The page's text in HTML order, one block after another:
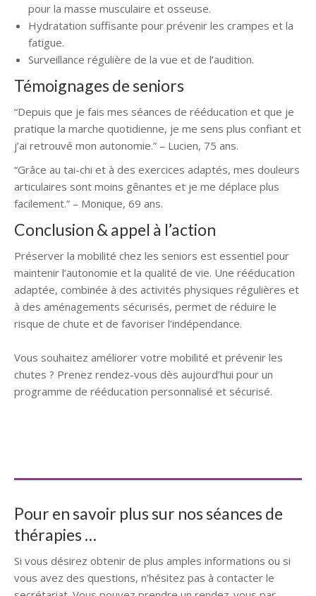
pour la masse musculaire et osseuse.
Hydratation suffisante pour prévenir les crampes et la
fatigue.
Surveillance régulière de la vue et de l’audition.
Témoignages de seniors
“Depuis que je fais mes séances de rééducation et que je
pratique la marche quotidienne, je me sens plus confiant et
j’ai retrouvé mon autonomie.” – Lucien, 75 ans.
“Grâce au tai-chi et à des exercices adaptés, mes douleurs
articulaires sont moins gênantes et je me déplace plus
facilement.” – Monique, 69 ans.
Conclusion & appel à l’action
Préserver la mobilité chez les seniors est essentiel pour
maintenir l’autonomie et la qualité de vie. Une rééducation
adaptée, combinée à des activités physiques régulières et
à des aménagements sécurisés, permet de réduire le
risque de chute et de favoriser l’indépendance.
Vous souhaitez améliorer votre mobilité et prévenir les
chutes ? Prenez rendez-vous dès aujourd’hui pour un
programme de rééducation personnalisé et sécurisé.
Pour en savoir plus sur nos séances de
thérapies …
Si vous désirez obtenir de plus amples informations ou si
vous avez des questions, n’hésitez pas à contacter le